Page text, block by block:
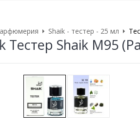
Shaik - тестер - 25 мл
Тестер Shaik M95